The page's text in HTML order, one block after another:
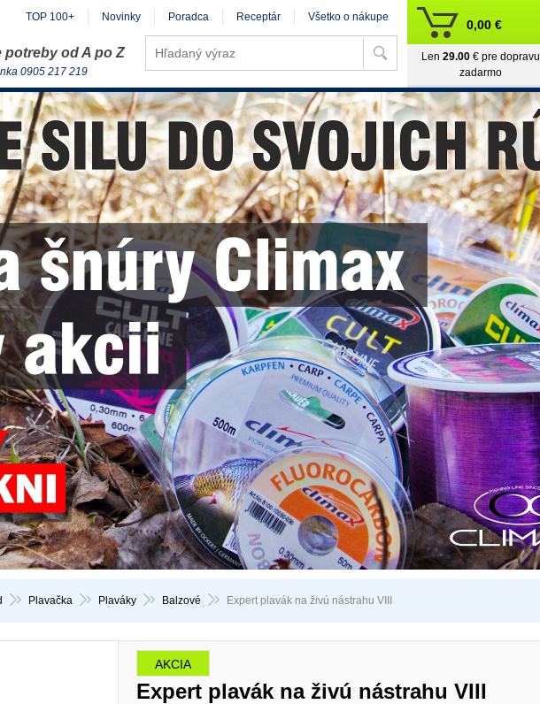
potreby od A po Z
0905 217 219
0,00 €
Len 29.00€ pre dopravu
zadarmo
Plavačka Plaváky Balzové Expert plavák na živú nástrahu VIII
AKCIA
Expert plavák na živú nástrahu VIII
TOP 100+ Novinky Poradca Receptár Všetko o nákupe